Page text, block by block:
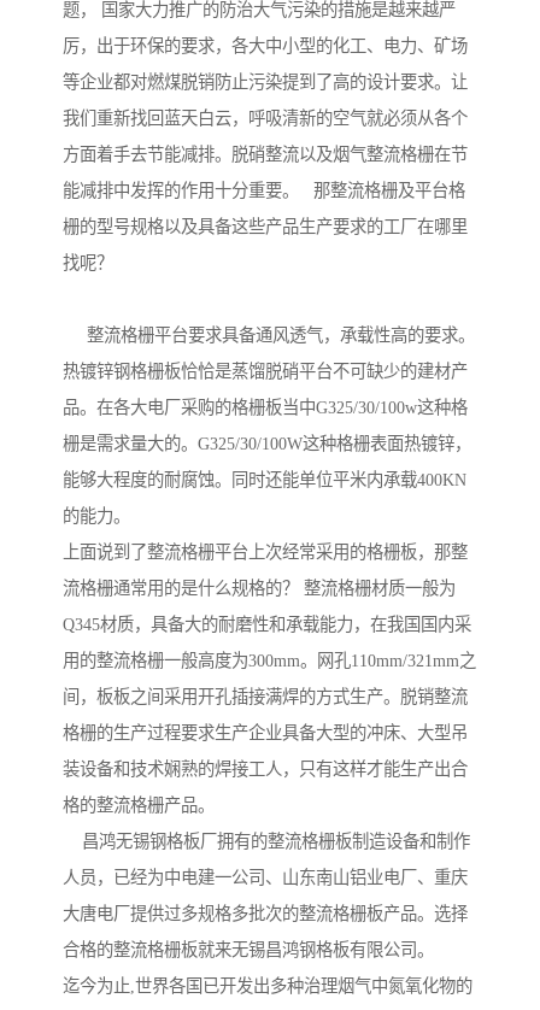
题， 国家大力推广的防治大气污染的措施是越来越严
厉，出于环保的要求，各大中小型的化工、电力、矿场
等企业都对燃煤脱销防止污染提到了高的设计要求。让
我们重新找回蓝天白云，呼吸清新的空气就必须从各个
方面着手去节能减排。脱硝整流以及烟气整流格栅在节
能减排中发挥的作用十分重要。 那整流格栅及平台格
栅的型号规格以及具备这些产品生产要求的工厂在哪里
找呢？
整流格栅平台要求具备通风透气，承载性高的要求。
热镀锌钢格栅板恰恰是蒸馏脱硝平台不可缺少的建材产
品。在各大电厂采购的格栅板当中G325/30/100w这种格
栅是需求量大的。G325/30/100W这种格栅表面热镀锌，
能够大程度的耐腐蚀。同时还能单位平米内承载400KN
的能力。
上面说到了整流格栅平台上次经常采用的格栅板，那整
流格栅通常用的是什么规格的？ 整流格栅材质一般为
Q345材质，具备大的耐磨性和承载能力，在我国国内采
用的整流格栅一般高度为300mm。网孔110mm/321mm之
间，板板之间采用开孔插接满焊的方式生产。脱销整流
格栅的生产过程要求生产企业具备大型的冲床、大型吊
装设备和技术娴熟的焊接工人，只有这样才能生产出合
格的整流格栅产品。
昌鸿无锡钢格板厂拥有的整流格栅板制造设备和制作
人员，已经为中电建一公司、山东南山铝业电厂、重庆
大唐电厂提供过多规格多批次的整流格栅板产品。选择
合格的整流格栅板就来无锡昌鸿钢格板有限公司。
迄今为止,世界各国已开发出多种治理烟气中氮氧化物的